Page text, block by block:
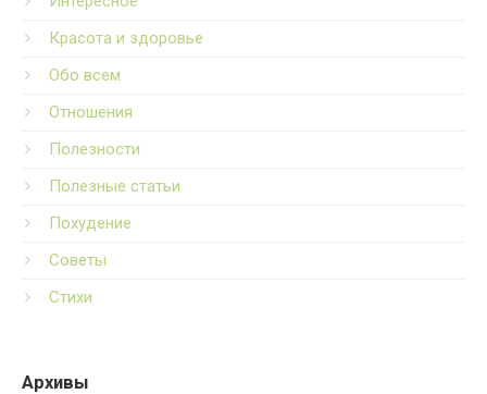
Красота и здоровье
Обо всем
Отношения
Полезности
Полезные статьи
Похудение
Советы
Стихи
Архивы